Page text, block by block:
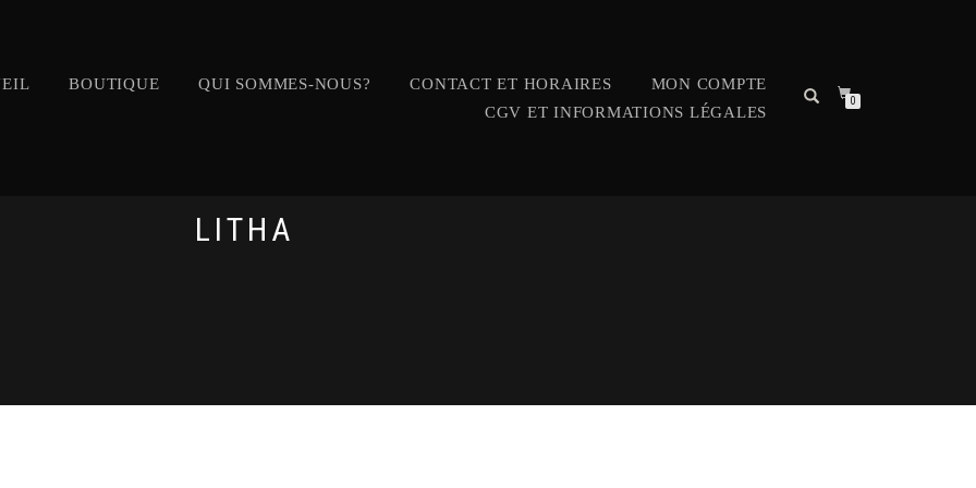
BOUTIQUE QUI SOMMES-NOUS? CONTACT ET HORAIRES
MON COMPTE
CGV ET INFORMATIONS LÉGALES
0
LITHA